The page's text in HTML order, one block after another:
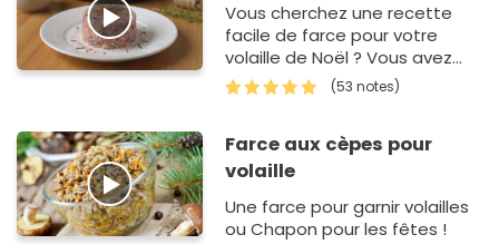
Vous cherchez une recette
facile de farce pour votre
volaille de Noël ? Vous avez
toqué à la bonne porte. Tout
d'abord, dans un saladie…
(53 notes)
Farce aux cèpes pour
volaille
Une farce pour garnir volailles
ou Chapon pour les fêtes !